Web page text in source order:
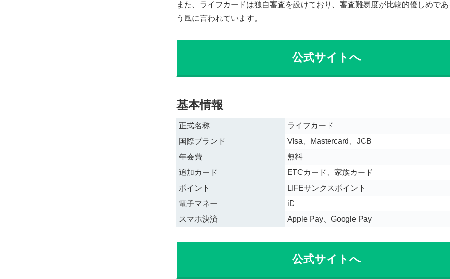
また、ライフカードは独自審査を設けており、審査難易度が比較的優しめであ
う風に言われています。
公式サイトへ
基本情報
正式名称
ライフカード
国際ブランド
Visa、Mastercard、JCB
年会費
無料
追加カード
ETCカード、家族カード
ポイント
LIFEサンクスポイント
電子マネー
iD
スマホ決済
Apple Pay、Google Pay
公式サイトへ